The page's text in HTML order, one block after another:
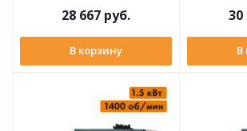
28 667 руб.
В корзину
30
В